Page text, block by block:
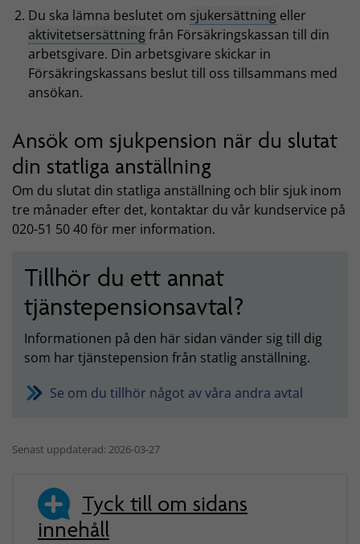
Du ska lämna beslutet om sjukersättning eller
aktivitetsersättningfrån Försäkringskassan till din
arbetsgivare. Din arbetsgivare skickar in
Försäkringskassans beslut till oss tillsammans med
ansökan.
Ansök om sjukpension när du slutat
din statliga anställning
Om du slutat din statliga anställning och blir sjuk inom
tre månader efter det, kontaktar du vår kundservice på
020-51 50 40 för mer information.
Tillhör du ett annat
tjänstepensionsavtal?
Informationen på den här sidan vänder sig till dig
som har tjänstepension från statlig anställning.
Se om du tillhör något av våra andra avtal
Senast uppdaterad: 2026-03-27
Tyck till om sidans
innehåll